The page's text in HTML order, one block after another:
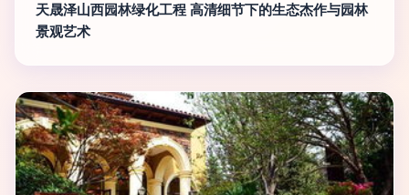
天晟泽山西园林绿化工程 高清细节下的生态杰作与园林
景观艺术